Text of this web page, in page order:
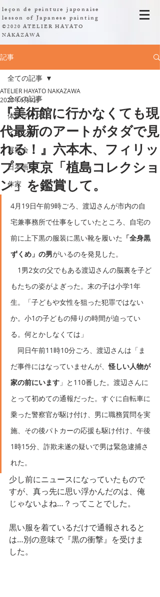
leçon de peinture japonaise
​lesson of Japanese painting
©2020 ATELIER HAYATO
NAKAZAWA
記事
全ての記事
体験レッスン
イベント
展覧会
日本画
作家
全ての記事
『美術館に行かなくても現
代最新のアートがタダで見
れる！』六本木、フィリッ
プス東京「植島コレクショ
ン」を鑑賞して。
ATELIER HAYATO NAKAZAWA
2023年6月9日
4月19日午前9時ごろ、渡辺さんが市内の自
宅兼事務所で仕事をしていたところ、自宅の
前に上下黒の服装に黒い靴を履いた 「全身黒
ずくめ」の男がいるのを発見した。
1男2女の父でもある渡辺さんの脳裏を子ど
もたちの姿がよぎった。末の子は小学1年
生。「子どもや女性を狙った犯罪ではない
か。小1の子どもの帰りの時間が迫ってい
る。何とかしなくては」
同日午前11時10分ごろ、渡辺さんは「ま
だ事件にはなっていませんが、怪しい人物が
家の前にいます 」と110番した。渡辺さんに
とって初めての通報だった。すぐに自転車に
乗った警察官が駆け付け、男に職務質問を実
施、その後パトカーの応援も駆け付け、午後
1時15分、詐欺未遂の疑いで男は緊急逮捕さ
れた。
少し前にニュースになっていたもので
すが、真っ先に思い浮かんだのは、俺
じゃないよね…？ってことでした。
黒い服を着ているだけで通報されると
は…別の意味で『黒の衝撃』を受けま
した。